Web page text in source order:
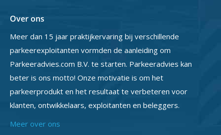
Over ons
Meer dan 15 jaar praktijkervaring bij verschillende
parkeerexploitanten vormden de aanleiding om
Parkeeradvies.com B.V. te starten. Parkeeradvies kan
beter is ons motto! Onze motivatie is om het
parkeerprodukt en het resultaat te verbeteren voor
klanten, ontwikkelaars, exploitanten en beleggers.
Meer over ons